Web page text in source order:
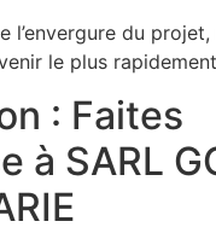
l’envergure du
le plus
: Faites
à SARL